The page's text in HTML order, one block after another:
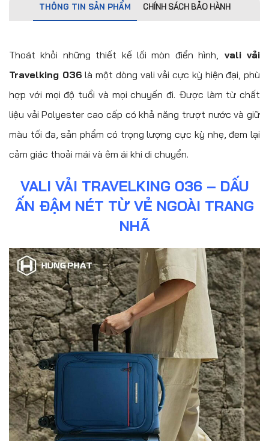
THÔNG TIN SẢN PHẨM CHÍNH SÁCH BẢO HÀNH
Thoát khỏi những thiết kế lối mòn điển hình, vali vải
Travelking 036 là một dòng vali vải cực kỳ hiện đại, phù
hợp với mọi độ tuổi và mọi chuyến đi. Được làm từ chất
liệu vải Polyester cao cấp có khả năng trượt nước và giữ
màu tối đa, sản phẩm có trọng lượng cực kỳ nhẹ, đem lại
cảm giác thoải mái và êm ái khi di chuyển.
VALI VẢI TRAVELKING 036 – DẤU
ẤN ĐẬM NÉT TỪ VẺ NGOÀI TRANG
NHÃ